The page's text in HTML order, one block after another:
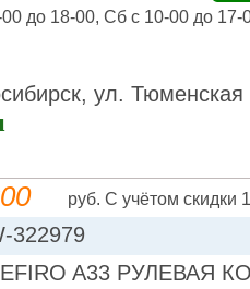
до 18-00, Сб с 10-00 до
ул.
руб. С учётом скидки
322979
A33 РУЛЕВАЯ